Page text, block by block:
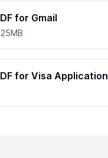
for Gmail
for Visa Application